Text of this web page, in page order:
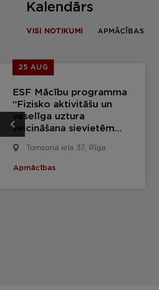
Kalendārs
VISI NOTIKUMI APMĀCĪBAS
25 AUG
ESF Mācību programma
“Fizisko aktivitāšu un
veselīga uztura
veicināšana sievietēm
pēcdzemdību, tai skaitā
zīdīšanas, periodā”
Tomsona iela 37, Rīga
Apmācības